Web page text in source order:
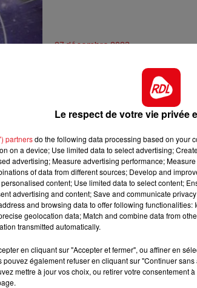
27 décembre 2023
L'HOROSCOPE
Votre année 2024 sera
Le respect de votre vie privée
partnersdo the following data processing based on your
on a device; Use limited data to select advertising;
advertising; Measure advertising performance;
of data from different sources; Develop and
content; Use limited data to select content;
advertising and content; Save and communicate
and browsing data to offer following
geolocation data; Match and combine data from
transmitted automatically.
en cliquant sur "Accepter et fermer", ou affiner en
pouvez également refuser en cliquant sur "Continuer
mettre à jour vos choix, ou retirer votre consentement